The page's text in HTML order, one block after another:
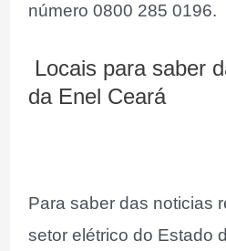
número 0800 285 0196.
Locais para saber
da Enel Ceará
Para saber das noticias
setor elétrico do Estado